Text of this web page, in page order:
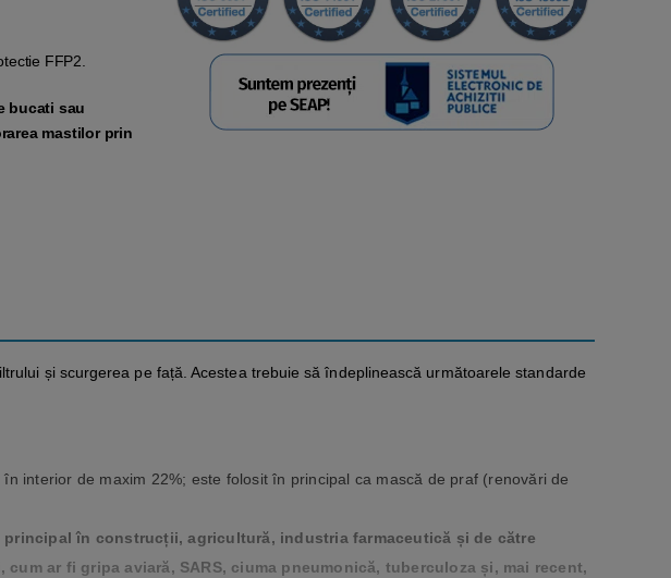
FFP2.
bucati sau
mastilor prin
și scurgerea pe față. Acestea trebuie să îndeplinească următoarele standarde
interior de maxim 22%; este folosit în principal ca mască de praf (renovări de
în construcții, agricultură, industria farmaceutică și de către
ar fi gripa aviară, SARS, ciuma pneumonică, tuberculoza și, mai recent,